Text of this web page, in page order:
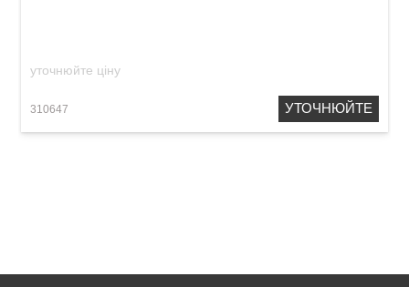
уточнюйте ціну
310647 УТОЧНЮЙТЕ